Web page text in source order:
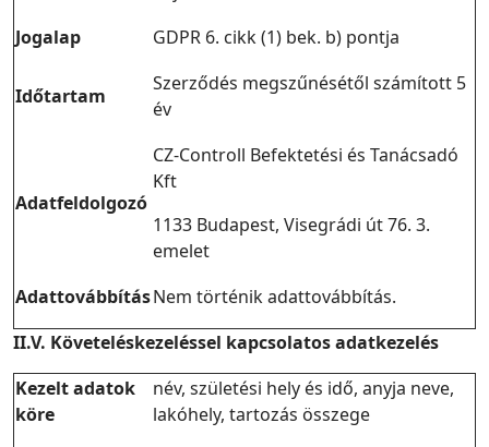
Jogalap
GDPR 6. cikk (1) bek. b) pontja
Időtartam
Szerződés megszűnésétől számított 5
év
Adatfeldolgozó
CZ-Controll Befektetési és Tanácsadó
Kft
1133 Budapest, Visegrádi út 76. 3.
emelet
AdattovábbításNem történik adattovábbítás.
II.V. Követeléskezeléssel kapcsolatos adatkezelés
Kezelt adatok
köre
név, születési hely és idő, anyja neve,
lakóhely, tartozás összege